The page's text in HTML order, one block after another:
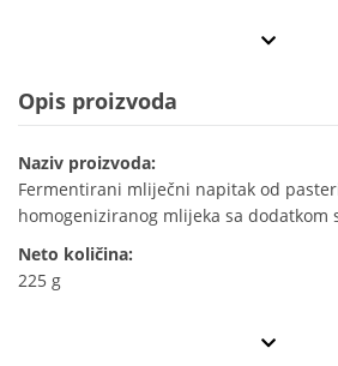
Opis proizvoda
Naziv proizvoda:
Fermentirani mliječni napitak od
homogeniziranog mlijeka sa dodatkom
Neto količina:
225 g